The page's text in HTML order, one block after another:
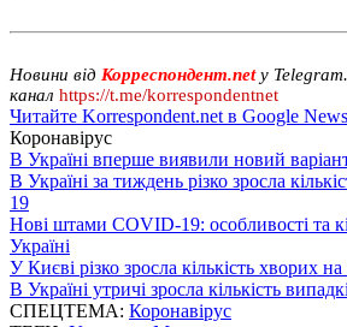
Новини від Корреспондент.net у
канал https://t.me/korrespondentnet
Читайте Korrespondent.net в Google News
Коронавірус
В Україні вперше виявили новий
В Україні за тиждень різко зросла
19
Нові штами COVID-19: особливості та
Україні
У Києві різко зросла кількість хворих
В Україні утричі зросла кількість
СПЕЦТЕМА: Коронавірус